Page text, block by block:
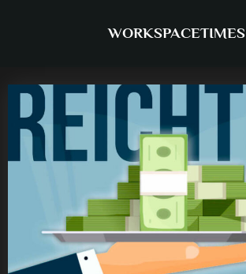
WORKSPACETIMES